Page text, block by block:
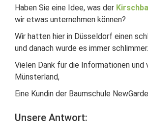
Haben Sie eine Idee, was der
wir etwas unternehmen können?
Wir hatten hier in Düsseldorf einen
und danach wurde es immer schlimmer.
Vielen Dank für die Informationen und
Münsterland,
Eine Kundin der Baumschule
Unsere Antwort: